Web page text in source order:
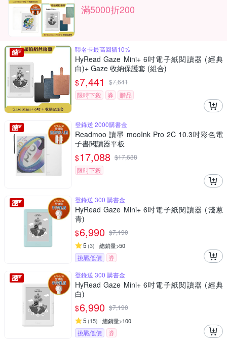
滿5000折200
聯名卡最高回饋10%
HyRead Gaze Mini+ 6吋電子紙閱讀器 (經典
白)+ Gaze 收納保護套 (組合)
$7,441 $7,641
限時下殺
券 贈品
登錄送 2000購書金
Readmoo 讀墨 mooInk Pro 2C 10.3吋彩色電
子書閱讀器平板
$17,088 $17,688
限時下殺
登錄送 300 購書金
HyRead Gaze Mini+ 6吋電子紙閱讀器 (淺蔥
青)
$6,990 $7,190
5 (3) 總銷量>50
挑戰低價
券
登錄送 300 購書金
HyRead Gaze Mini+ 6吋電子紙閱讀器 (經典
白)
$6,990 $7,190
5 (15) 總銷量>100
挑戰低價
券